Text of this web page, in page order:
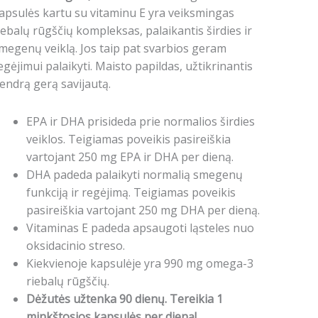
kartu su vitaminu E yra veiksmingas
rūgščių kompleksas, palaikantis širdies ir
veiklą. Jos taip pat svarbios geram
palaikyti. Maisto papildas, užtikrinantis
gerą savijautą.
EPA ir DHA prisideda prie normalios širdies
veiklos. Teigiamas poveikis pasireiškia
vartojant 250 mg EPA ir DHA per dieną.
DHA padeda palaikyti normalią smegenų
funkciją ir regėjimą. Teigiamas poveikis
pasireiškia vartojant 250 mg DHA per dieną.
Vitaminas E padeda apsaugoti ląsteles nuo
oksidacinio streso.
Kiekvienoje kapsulėje yra 990 mg omega-3
riebalų rūgščių.
Dėžutės užtenka 90 dienų. Tereikia 1